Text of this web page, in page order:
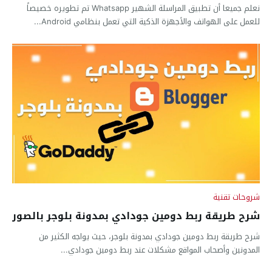
نعلم جميعا أن تطبيق المراسلة الشهير Whatsapp تم تطويره خصيصاً
للعمل على الهواتف والأجهزة الذكية التي تعمل بنظامي Android...
شروحات تقنية
شرح طريقة ربط دومين جودادي بمدونة بلوجر بالصور
شرح طريقة ربط دومين جودادي بمدونة بلوجر، حيث يواجه الكثير من
المدونين وأصحاب المواقع مشكلات عند ربط دومين جودادي...